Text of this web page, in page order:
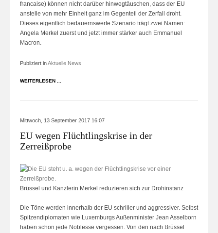
francaise) können nicht darüber hinwegtäuschen, dass der EU
anstelle von mehr Einheit ganz im Gegenteil der Zerfall droht.
Dieses eigentlich bedauernswerte Szenario trägt zwei Namen:
Angela Merkel zuerst und jetzt immer stärker auch Emmanuel
Macron.
Publiziert inAktuelle News
WEITERLESEN ...
Mittwoch, 13 September 2017 16:07
EU wegen Flüchtlingskrise in der
Zerreißprobe
Brüssel und Kanzlerin Merkel reduzieren sich zur Drohinstanz
Die Töne werden innerhalb der EU schriller und aggressiver. Selbst
Spitzendiplomaten wie Luxemburgs Außenminister Jean Asselborn
haben schon jede Noblesse vergessen. Von den nach Brüssel